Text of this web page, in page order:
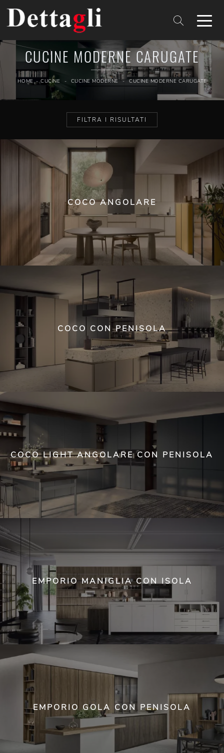
CUCINE MODERNE CARUGATE
HOME - CUCINE - CUCINE MODERNE - CUCINE MODERNE CARUGATE
FILTRA I RISULTATI
COCO ANGOLARE
COCO CON PENISOLA
COCO LIGHT ANGOLARE CON PENISOLA
EMPORIO MANIGLIA CON ISOLA
EMPORIO GOLA CON PENISOLA